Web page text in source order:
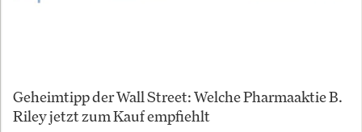
Geheimtipp der Wall Street: Welche Pharmaaktie B.
Riley jetzt zum Kauf empfiehlt